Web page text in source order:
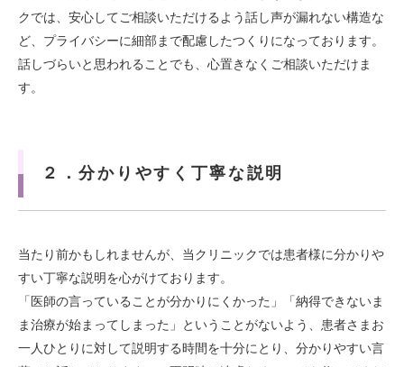
クでは、安心してご相談いただけるよう話し声が漏れない構造な
ど、プライバシーに細部まで配慮したつくりになっております。
話しづらいと思われることでも、心置きなくご相談いただけま
す。
２．分かりやすく丁寧な説明
当たり前かもしれませんが、当クリニックでは患者様に分かりや
すい丁寧な説明を心がけております。
「医師の言っていることが分かりにくかった」「納得できないま
ま治療が始まってしまった」ということがないよう、患者さまお
一人ひとりに対して説明する時間を十分にとり、分かりやすい言